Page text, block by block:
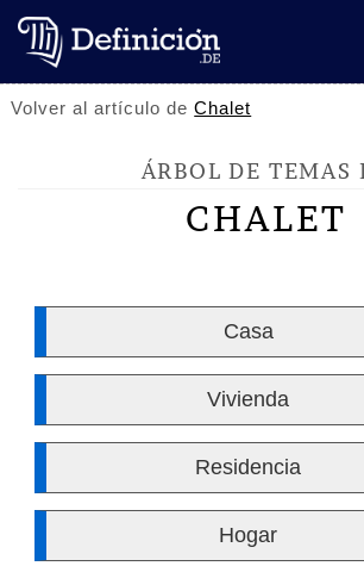
Volver al artículo deChalet
ÁRBOL DE TEMAS
CHALET
Casa
Vivienda
Residencia
Hogar